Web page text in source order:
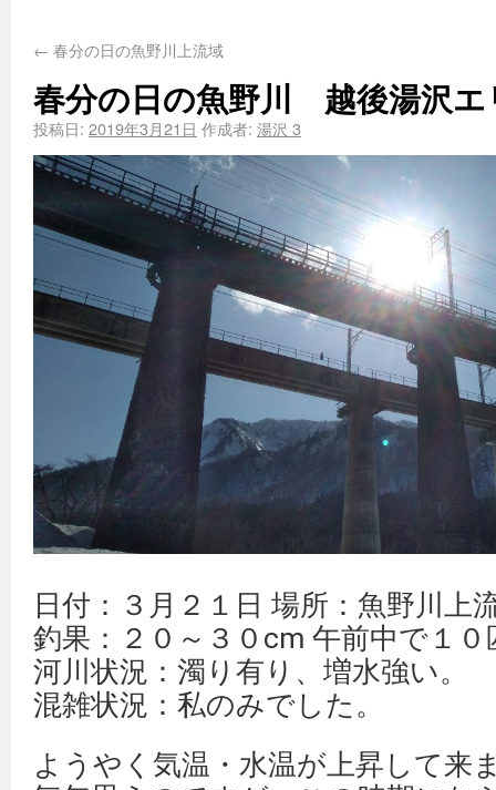
← 春分の日の魚野川上流域
春分の日の魚野川 越後湯沢エ
投稿日: 2019年3月21日 作成者: 湯沢 3
日付：３月２１日 場所：魚野川上
釣果：２０～３０cm 午前中で１
河川状況：濁り有り、増水強い。
混雑状況：私のみでした。
ようやく気温・水温が上昇して来